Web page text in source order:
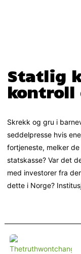
Statlig
Skrekk og gru i
seddelpresse hvis
fortjeneste, melker
statskasse? Var det
med investorer fra
dette i Norge?